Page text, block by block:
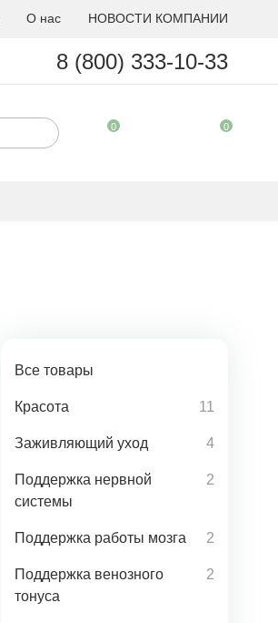
О нас НОВОСТИ КОМПАНИИ
8 (800) 333-10-33
0 0
Все товары
Красота 11
Заживляющий уход 4
Поддержка нервной
системы
2
Поддержка работы мозга 2
Поддержка венозного
тонуса
2